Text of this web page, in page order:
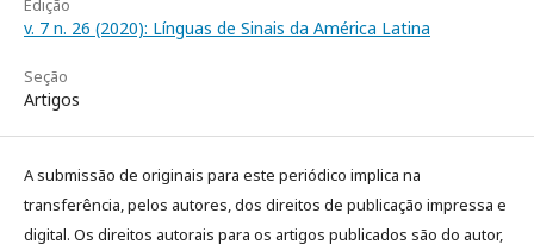
Edição
v. 7 n. 26 (2020): Línguas de Sinais da América Latina
Seção
Artigos
A submissão de originais para este periódico implica na
transferência, pelos autores, dos direitos de publicação impressa e
digital. Os direitos autorais para os artigos publicados são do autor,